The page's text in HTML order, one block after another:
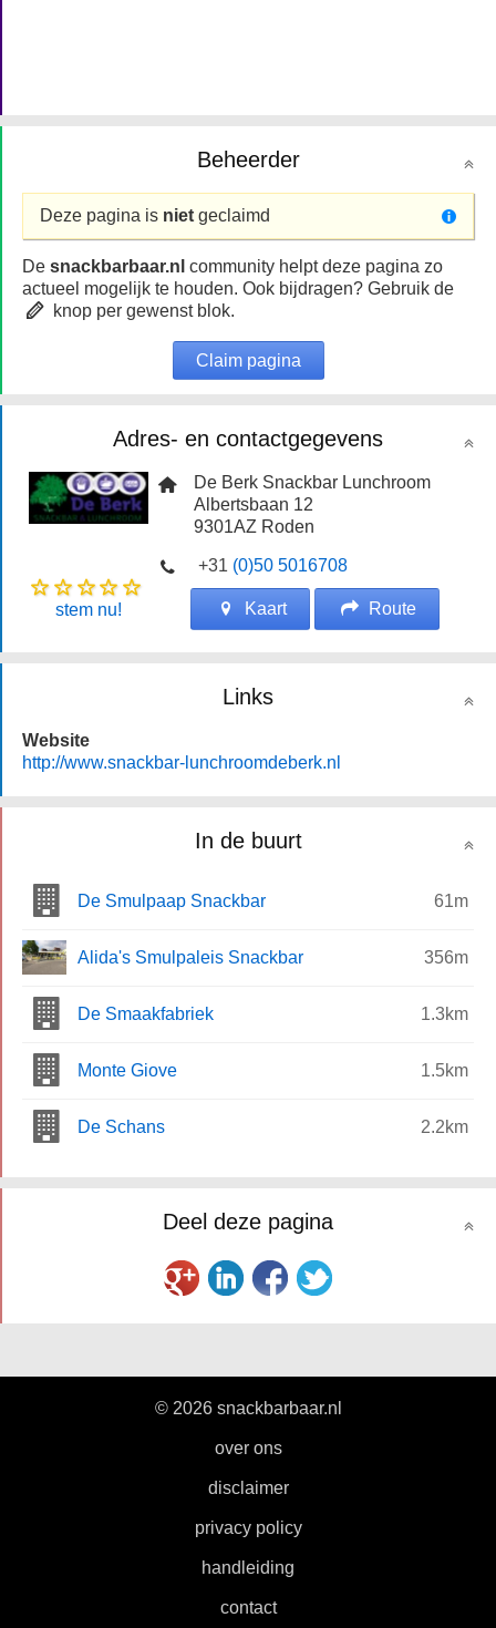
Beheerder
Deze pagina is niet geclaimd
De snackbarbaar.nl community helpt deze pagina zo
actueel mogelijk te houden. Ook bijdragen? Gebruik de
knop per gewenst blok.
Claim pagina
Adres- en contactgegevens
De Berk Snackbar Lunchroom
Albertsbaan 12
9301AZ Roden
+31 (0)50 5016708
stem nu! Kaart Route
Links
Website
http://www.snackbar-lunchroomdeberk.nl
In de buurt
De Smulpaap Snackbar 61m
Alida's Smulpaleis Snackbar 356m
De Smaakfabriek 1.3km
Monte Giove 1.5km
De Schans 2.2km
Deel deze pagina
© 2026 snackbarbaar.nl
over ons
disclaimer
privacy policy
handleiding
contact